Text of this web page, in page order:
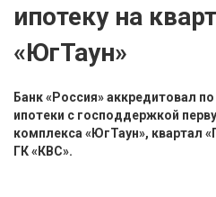
ипотеку на
«ЮгТаун»
Банк «Россия» аккредитовал
ипотеки с господдержкой
комплекса «ЮгТаун», квартал
ГК «КВС».